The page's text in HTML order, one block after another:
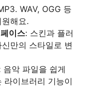
WAV, OGG 등
해요.
이스: 스킨과 플러
만의 스타일로 변
음악 파일을 쉽게
라이브러리 기능이